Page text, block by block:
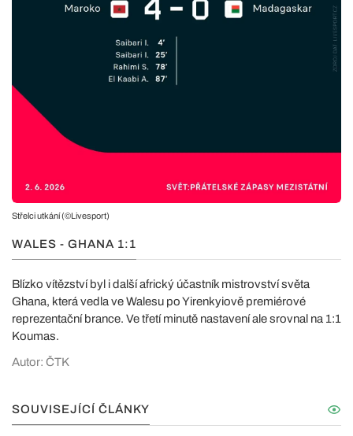
Střelci utkání (©Livesport)
WALES - GHANA 1:1
Blízko vítězství byl i další africký účastník mistrovství světa
Ghana, která vedla ve Walesu po Yirenkyiově premiérové
reprezentační brance. Ve třetí minutě nastavení ale srovnal na 1:1
Koumas.
Autor: ČTK
SOUVISEJÍCÍ ČLÁNKY